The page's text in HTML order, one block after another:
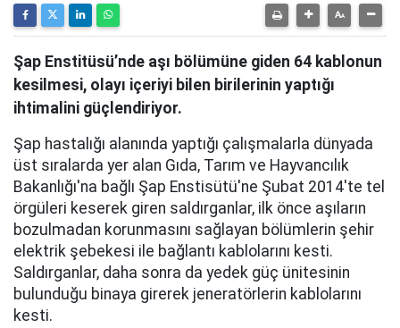
Şap Enstitüsü’nde aşı bölümüne giden 64 kablonun
kesilmesi, olayı içeriyi bilen birilerinin yaptığı
ihtimalini güçlendiriyor.
Şap hastalığı alanında yaptığı çalışmalarla dünyada
üst sıralarda yer alan Gıda, Tarım ve Hayvancılık
Bakanlığı'na bağlı Şap Enstisütü'ne Şubat 2014'te tel
örgüleri keserek giren saldırganlar, ilk önce aşıların
bozulmadan korunmasını sağlayan bölümlerin şehir
elektrik şebekesi ile bağlantı kablolarını kesti.
Saldırganlar, daha sonra da yedek güç ünitesinin
bulunduğu binaya girerek jeneratörlerin kablolarını
kesti.